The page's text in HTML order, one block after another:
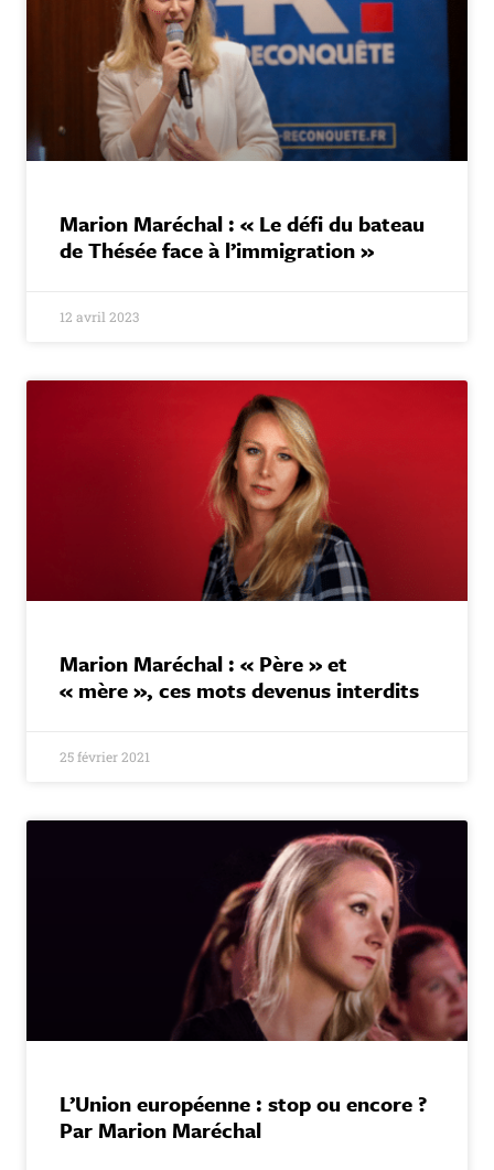
Marion Maréchal : « Le défi du bateau
de Thésée face à l’immigration »
12 avril 2023
Marion Maréchal : « Père » et
« mère », ces mots devenus interdits
25 février 2021
L’Union européenne : stop ou encore ?
Par Marion Maréchal